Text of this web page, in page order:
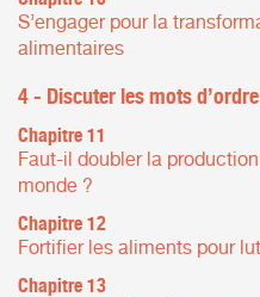
S’engager pour la
alimentaires
4 - Discuter les mots
Chapitre 11
Faut-il doubler la
monde ?
Chapitre 12
Fortifier les aliments pour
Chapitre 13